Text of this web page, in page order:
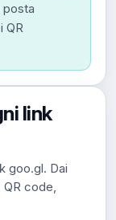
posta
QR
link
goo.gl. Dai
code,